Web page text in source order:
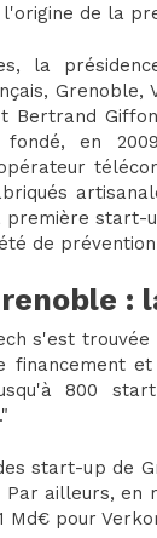
de la
la
Grenoble,
Bertrand
en
start-
de
:
s'est
financement
jusqu'à 800
start-up de
ailleurs, en
Md€ pour